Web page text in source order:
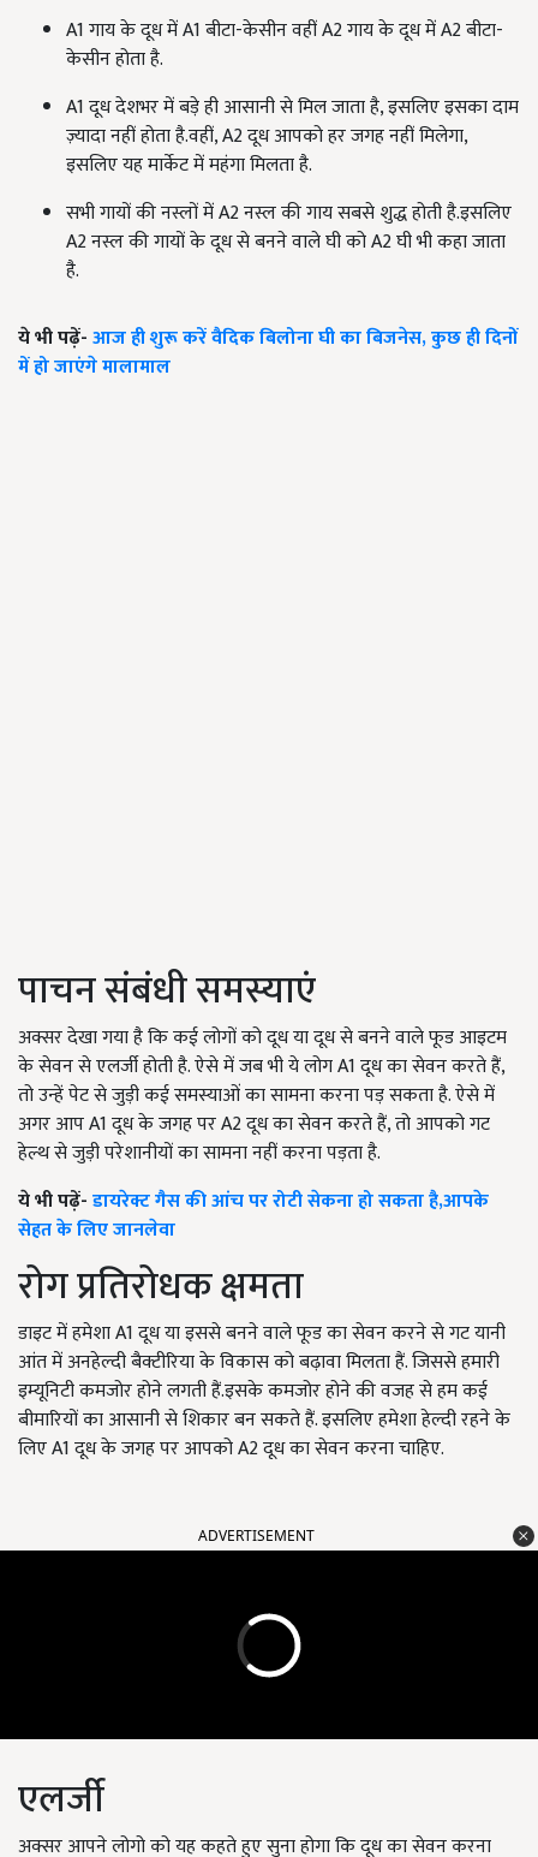
A1 गाय के दूध में A1 बीटा-केसीन वहीं A2 गाय के दूध में A2 बीटा-
केसीन होता है.
A1 दूध देशभर में बड़े ही आसानी से मिल जाता है, इसलिए इसका दाम
ज़्यादा नहीं होता है.वहीं, A2 दूध आपको हर जगह नहीं मिलेगा,
इसलिए यह मार्केट में महंगा मिलता है.
सभी गायों की नस्लों में A2 नस्ल की गाय सबसे शुद्ध होती है.इसलिए
A2 नस्ल की गायों के दूध से बनने वाले घी को A2 घी भी कहा जाता
है.
ये भी पढ़ें-आज ही शुरू करें वैदिक बिलोना घी का बिजनेस, कुछ ही दिनों
में हो जाएंगे मालामाल
पाचन संबंधी समस्याएं
अक्सर देखा गया है कि कई लोगों को दूध या दूध से बनने वाले फूड आइटम
के सेवन से एलर्जी होती है. ऐसे में जब भी ये लोग A1 दूध का सेवन करते हैं,
तो उन्हें पेट से जुड़ी कई समस्याओं का सामना करना पड़ सकता है. ऐसे में
अगर आप A1 दूध के जगह पर A2 दूध का सेवन करते हैं, तो आपको गट
हेल्थ से जुड़ी परेशानीयों का सामना नहीं करना पड़ता है.
ये भी पढ़ें-डायरेक्ट गैस की आंच पर रोटी सेकना हो सकता है,आपके
सेहत के लिए जानलेवा
रोग प्रतिरोधक क्षमता
डाइट में हमेशा A1 दूध या इससे बनने वाले फूड का सेवन करने से गट यानी
आंत में अनहेल्दी बैक्टीरिया के विकास को बढ़ावा मिलता हैं. जिससे हमारी
इम्यूनिटी कमजोर होने लगती हैं.इसके कमजोर होने की वजह से हम कई
बीमारियों का आसानी से शिकार बन सकते हैं. इसलिए हमेशा हेल्दी रहने के
लिए A1 दूध के जगह पर आपको A2 दूध का सेवन करना चाहिए.
ADVERTISEMENT
एलर्जी
अक्सर आपने लोगो को यह कहते हुए सुना होगा कि दूध का सेवन करना